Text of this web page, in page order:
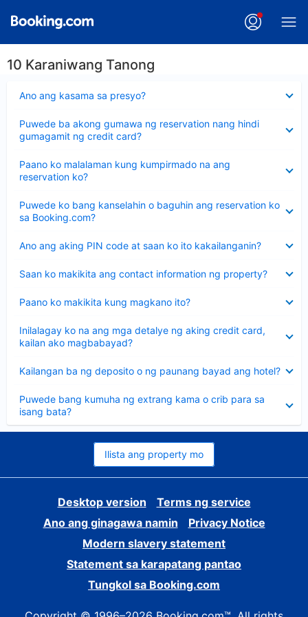
10 Karaniwang Tanong
Ano ang kasama sa presyo?
ang
Puwede ba akong gumawa ng reservation nang hindi
gumagamit ng credit card?
ang
sagot
Paano ko malalaman kung kumpirmado na ang
reservation ko?
ang
sagot
Puwede ko bang kanselahin o baguhin ang reservation ko
sa Booking.com?
ang
sagot
Ano ang aking PIN code at saan ko ito kakailanganin?
ang
Saan ko makikita ang contact information ng property?
ang
Paano ko makikita kung magkano ito?
ang
Inilalagay ko na ang mga detalye ng aking credit card,
kailan ako magbabayad?
ang
sagot
Kailangan ba ng deposito o ng paunang bayad ang hotel?
ang
Puwede bang kumuha ng extrang kama o crib para sa
isang bata?
ang
sagot
Ilista ang property mo
Desktop version
Terms ng service
Ano ang ginagawa namin
Privacy Notice
Modern slavery statement
Statement sa karapatang pantao
Tungkol sa Booking.com